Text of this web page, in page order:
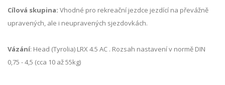
Cílová skupina: Vhodné pro rekreační jezdce jezdící na převážně
upravených, ale i neupravených sjezdovkách.
Vázání: Head (Tyrolia) LRX 4.5 AC . Rozsah nastavení v normě DIN
0,75 - 4,5 (cca 10 až 55kg)